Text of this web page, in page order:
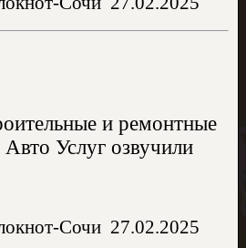
и ремонтные
Услуг озвучили
Сочи 27.02.2025